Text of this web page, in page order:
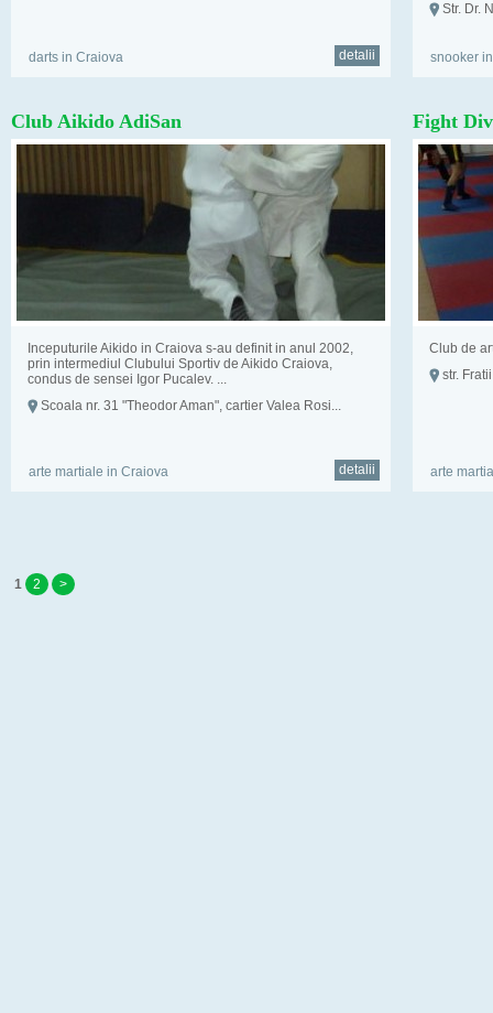
darts in Craiova detalii
Str. Dr.
snooker
Club Aikido AdiSan
Inceputurile Aikido in Craiova s-au definit in anul 2002,
prin intermediul Clubului Sportiv de Aikido Craiova,
condus de sensei Igor Pucalev. ...
Scoala nr. 31 "Theodor Aman", cartier Valea Rosi...
arte martiale in Craiova detalii
Fight
Club de
str.
arte
1 2 >